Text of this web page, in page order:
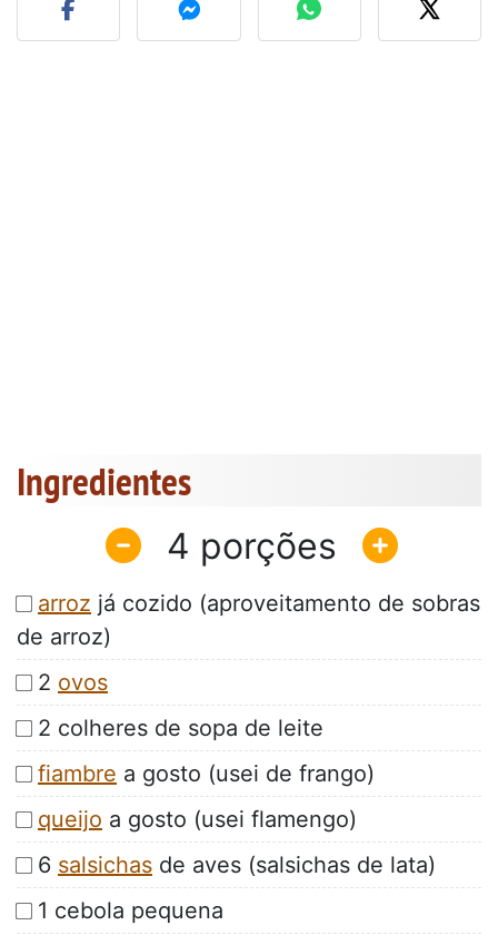
Ingredientes
4
arroz já cozido (aproveitamento de sobras
de arroz)
2 ovos
2 colheres de sopa de leite
fiambre a gosto (usei de frango)
queijo a gosto (usei flamengo)
6 salsichas de aves (salsichas de lata)
1 cebola pequena